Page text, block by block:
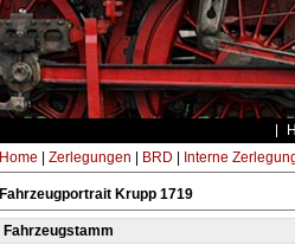
Home Zerlegungen BRD Interne
Fahrzeugportrait Krupp 1719
Fahrzeugstamm